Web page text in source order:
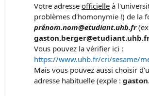
Votre adresse officielle à
problèmes d'homonymie !) de la
prénom.nom@etudiant.uhb.fr
Vous pouvez la vérifier ici :
https://www.uhb.fr/cri/sesame/
Mais vous pouvez aussi choisir
adresse habituelle (exple :